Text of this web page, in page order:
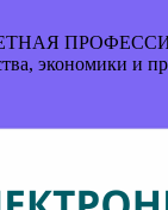
экономики и